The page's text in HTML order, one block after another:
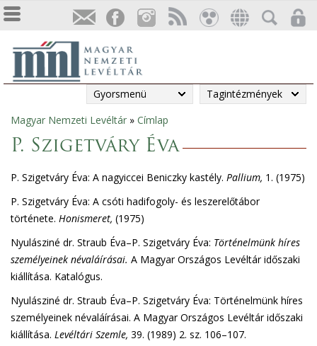
Gyorsmenü Tagintézmények
Jelenlegi
hely
Magyar Nemzeti Levéltár » Címlap
P. Szigetváry Éva
P. Szigetváry Éva: A nagyiccei Beniczky kastély. Pallium, 1. (1975)
P. Szigetváry Éva: A csóti hadifogoly- és leszerelőtábor
története. Honismeret, (1975)
Nyulásziné dr. Straub Éva–P. Szigetváry Éva: Történelmünk híres
személyeinek névaláírásai. A Magyar Országos Levéltár időszaki
kiállítása. Katalógus.
Nyulásziné dr. Straub Éva–P. Szigetváry Éva: Történelmünk híres
személyeinek névaláírásai. A Magyar Országos Levéltár időszaki
kiállítása. Levéltári Szemle, 39. (1989) 2. sz. 106–107.